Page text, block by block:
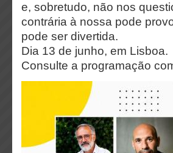
e, sobretudo, não nos
contrária à nossa pode
pode ser divertida.
Dia 13 de junho, em Lisboa.
Consulte a programação